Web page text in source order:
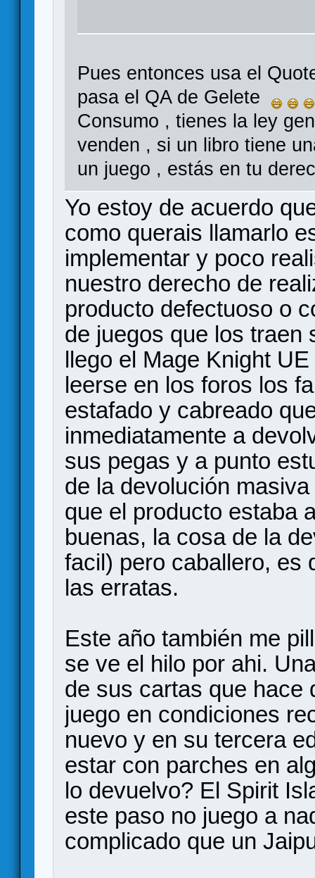
Pues entonces usa el
pasa el QA de Gelete
Consumo , tienes la ley
venden , si un libro tiene
un juego , estás en tu
Yo estoy de acuerdo
como querais llamarlo
implementar y poco
nuestro derecho de
producto defectuoso o
de juegos que los traen
llego el Mage Knight
leerse en los foros los
estafado y cabreado
inmediatamente a
sus pegas y a punto
de la devolución
que el producto estaba
buenas, la cosa de la
facil) pero caballero, es
las erratas.
Este año también me
se ve el hilo por ahi.
de sus cartas que hace
juego en condiciones
nuevo y en su tercera
estar con parches en
lo devuelvo? El Spirit
este paso no juego a
complicado que un